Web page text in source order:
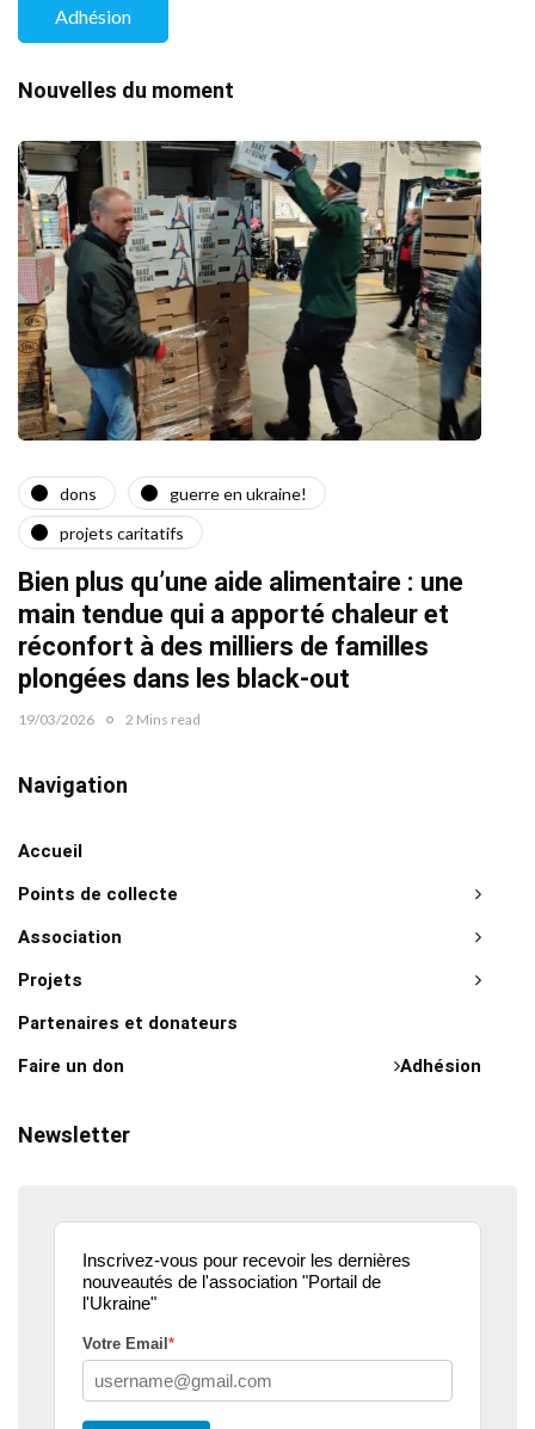
Adhésion
Nouvelles du moment
dons
guerre en ukraine!
projets caritatifs
Bien plus qu’une aide alimentaire : une
main tendue qui a apporté chaleur et
réconfort à des milliers de familles
plongées dans les black-out
19/03/2026 2 Mins read
Navigation
Accueil
Points de collecte
Association
Projets
Partenaires et donateurs
Adhésion
Faire un don
Newsletter
Inscrivez-vous pour recevoir les dernières
nouveautés de l'association "Portail de
l'Ukraine"
Votre Email *